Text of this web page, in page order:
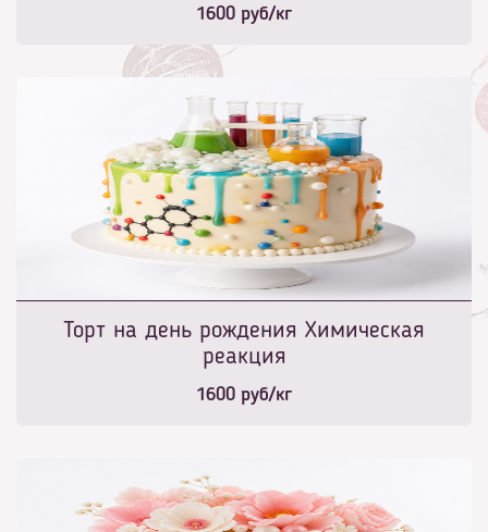
1600 руб/кг
Торт на день рождения Химическая
реакция
1600 руб/кг